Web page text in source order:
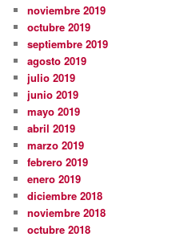
noviembre 2019
octubre 2019
septiembre 2019
agosto 2019
julio 2019
junio 2019
mayo 2019
abril 2019
marzo 2019
febrero 2019
enero 2019
diciembre 2018
noviembre 2018
octubre 2018